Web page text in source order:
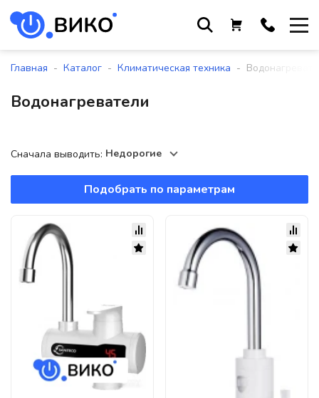
с понедельника по пятницу
По всем вопросам
sales@viko-t.by
Оплата и доставка
Контакты
220118, г. Минск, ул. Крупской, д.
17, пом. 38, оф. №1
Главная - Каталог - Климатическая техника -
Водонагреватели
Сначала выводить: Недорогие
Подобрать по параметрам